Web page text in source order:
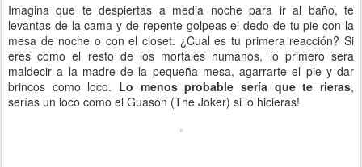
Imagina que te despiertas a media noche para ir al baño, te
levantas de la cama y de repente golpeas el dedo de tu pie con la
mesa de noche o con el closet. ¿Cual es tu primera reacción? Si
eres como el resto de los mortales humanos, lo primero sera
maldecir a la madre de la pequeña mesa, agarrarte el pie y dar
brincos como loco. Lo menos probable sería que te rieras,
serías un loco como el Guasón (The Joker) si lo hicieras!